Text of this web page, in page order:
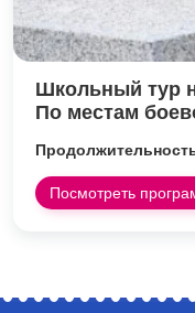
Школьный тур
По местам
Посмотреть